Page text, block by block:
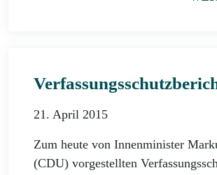
21. April 2015
Zum heute von Innenminister
(CDU) vorgestellten